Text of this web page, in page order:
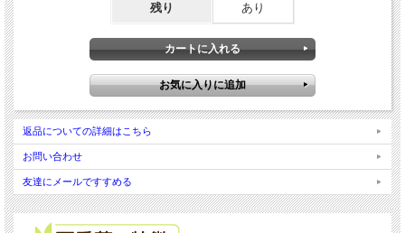
残り あり
返品についての詳細はこちら
お問い合わせ
友達にメールですすめる